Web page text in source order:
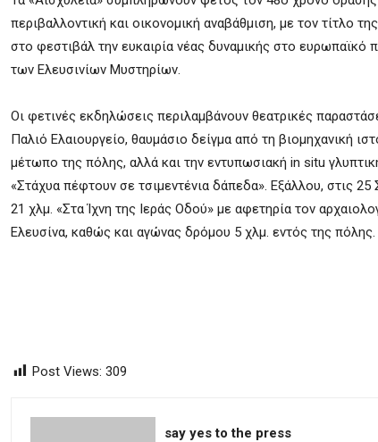
περιβαλλοντική και οικονομική αναβάθμιση, με τον τίτλο
στο φεστιβάλ την ευκαιρία νέας δυναμικής στο ευρωπαϊκό
των Ελευσινίων Μυστηρίων.
Οι φετινές εκδηλώσεις περιλαμβάνουν θεατρικές
Παλιό Ελαιουργείο, θαυμάσιο δείγμα από τη βιομηχανική
μέτωπο της πόλης, αλλά και την εντυπωσιακή in situ
«Στάχυα πέφτουν σε τσιμεντένια δάπεδα». Εξάλλου, στις
21 χλμ. «Στα Ίχνη της Ιεράς Οδού» με αφετηρία τον
Ελευσίνα, καθώς και αγώνας δρόμου 5 χλμ. εντός της πόλης.
Post Views: 309
say yes to the press